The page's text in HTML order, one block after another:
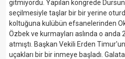
gitmiyordu. Yapılan kongrede
seçilmesiyle taşlar bir bir yerine
koltuğuna kulübün efsanelerinden
Özbek ve kurmayları aslında o
atmıştı. Başkan Vekili Erden
uçakları bir bir inmeye başladı.